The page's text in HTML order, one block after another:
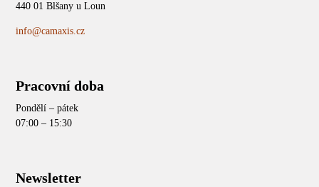
440 01 Blšany u Loun
info@camaxis.cz
Pracovní doba
Pondělí – pátek
07:00 – 15:30
Newsletter